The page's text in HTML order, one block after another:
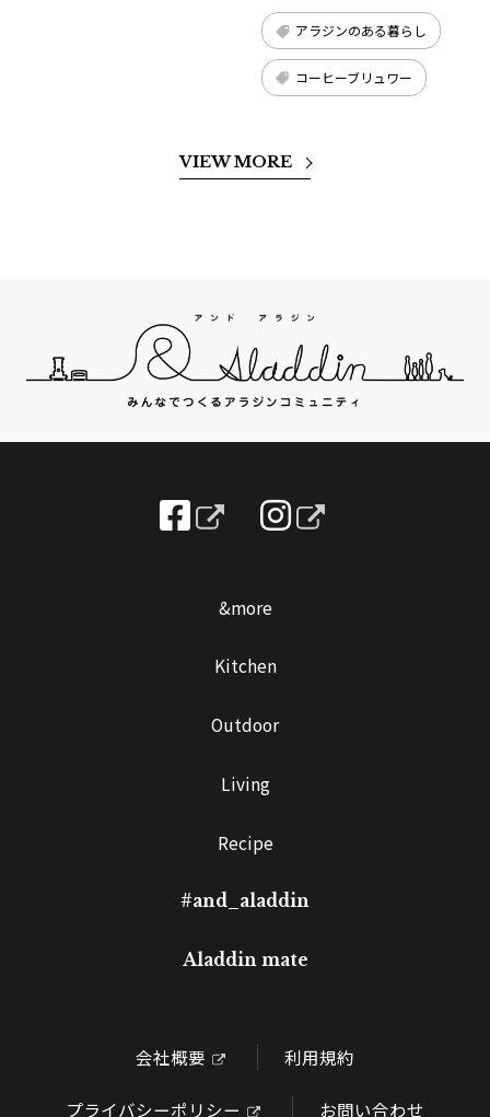
アラジンのある暮らし
コーヒーブリュワー
VIEW MORE
&more
Kitchen
Outdoor
Living
Recipe
#and_aladdin
Aladdin mate
会社概要 利用規約
プライバシーポリシー お問い合わせ